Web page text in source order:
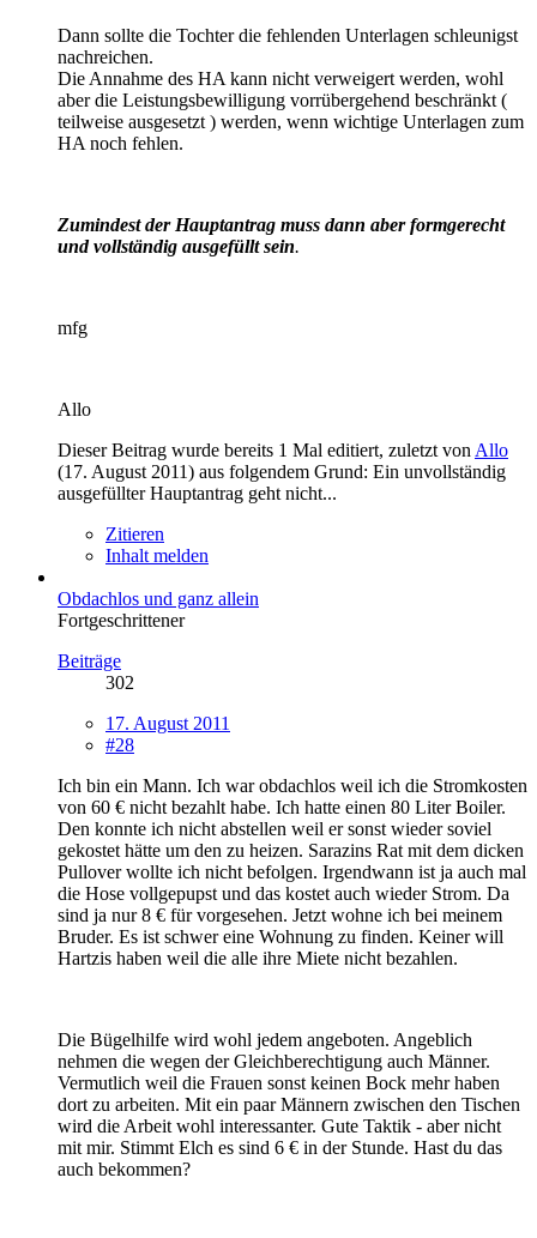
Dann sollte die Tochter die fehlenden Unterlagen schleunigst
nachreichen.
Die Annahme des HA kann nicht verweigert werden, wohl
aber die Leistungsbewilligung vorrübergehend beschränkt (
teilweise ausgesetzt ) werden, wenn wichtige Unterlagen zum
HA noch fehlen.
Zumindest der Hauptantrag muss dann aber formgerecht
und vollständig ausgefüllt sein.
mfg
Allo
Dieser Beitrag wurde bereits 1 Mal editiert, zuletzt von Allo
(17. August 2011) aus folgendem Grund: Ein unvollständig
ausgefüllter Hauptantrag geht nicht...
Zitieren
Inhalt melden
Obdachlos und ganz allein
Fortgeschrittener
Beiträge
302
17. August 2011
#28
Ich bin ein Mann. Ich war obdachlos weil ich die Stromkosten
von 60 € nicht bezahlt habe. Ich hatte einen 80 Liter Boiler.
Den konnte ich nicht abstellen weil er sonst wieder soviel
gekostet hätte um den zu heizen. Sarazins Rat mit dem dicken
Pullover wollte ich nicht befolgen. Irgendwann ist ja auch mal
die Hose vollgepupst und das kostet auch wieder Strom. Da
sind ja nur 8 € für vorgesehen. Jetzt wohne ich bei meinem
Bruder. Es ist schwer eine Wohnung zu finden. Keiner will
Hartzis haben weil die alle ihre Miete nicht bezahlen.
Die Bügelhilfe wird wohl jedem angeboten. Angeblich
nehmen die wegen der Gleichberechtigung auch Männer.
Vermutlich weil die Frauen sonst keinen Bock mehr haben
dort zu arbeiten. Mit ein paar Männern zwischen den Tischen
wird die Arbeit wohl interessanter. Gute Taktik - aber nicht
mit mir. Stimmt Elch es sind 6 € in der Stunde. Hast du das
auch bekommen?